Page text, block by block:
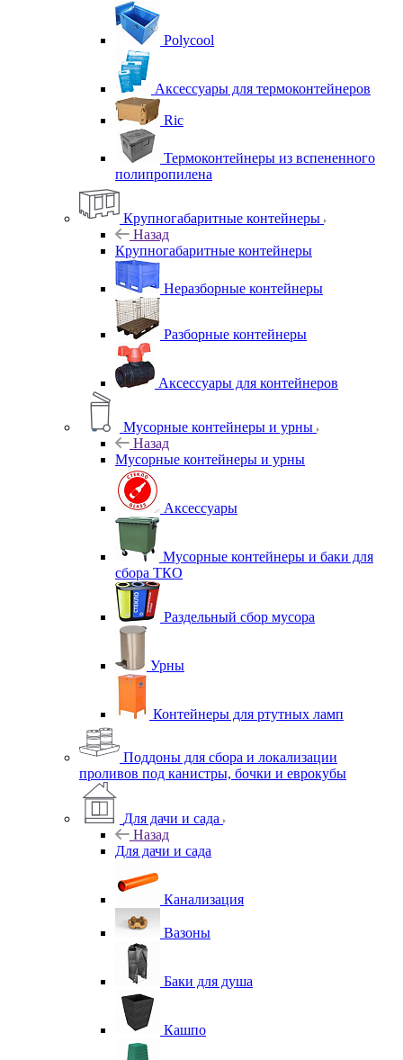
Polycool
Аксессуары для термоконтейнеров
Ric
Термоконтейнеры из вспененного
полипропилена
Крупногабаритные контейнеры
Назад
Крупногабаритные контейнеры
Неразборные контейнеры
Разборные контейнеры
Аксессуары для контейнеров
Мусорные контейнеры и урны
Назад
Мусорные контейнеры и урны
Аксессуары
Мусорные контейнеры и баки для
сбора ТКО
Раздельный сбор мусора
Урны
Контейнеры для ртутных ламп
Поддоны для сбора и локализации
проливов под канистры, бочки и еврокубы
Для дачи и сада
Назад
Для дачи и сада
Канализация
Вазоны
Баки для душа
Кашпо